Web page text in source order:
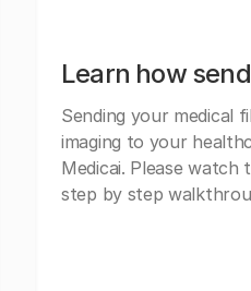
Learn how
Sending your medical
imaging to your
Medicai. Please
step by step